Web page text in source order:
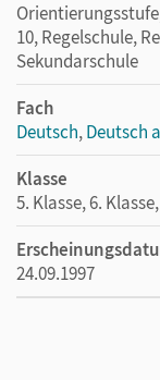
10, Regelschule,
Sekundarschule
Fach
Deutsch,Deutsch
Klasse
5. Klasse, 6.
24.09.1997